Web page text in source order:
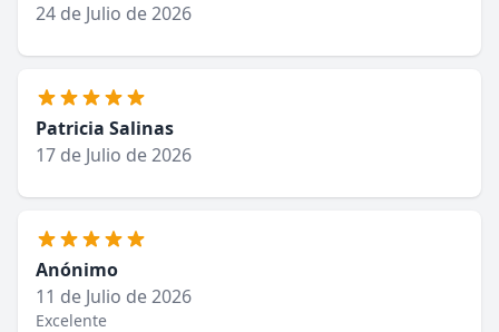
24 de Julio de 2026
Patricia Salinas
17 de Julio de 2026
Anónimo
11 de Julio de 2026
Excelente